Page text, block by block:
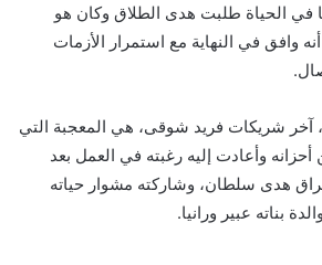
في الحياة طلبت هدى الطلاق وكان هو
وافق في النهاية مع استمرار الأزمات
آخر شريكات فريد شوقى، هي المعجبة التي
وأعادت إليه رغبته في العمل بعد
هدى سلطان، وشاركته مشوار حياته
بناته عبير ورانيا.